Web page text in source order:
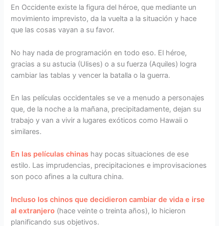
En Occidente existe la figura del héroe, que mediante un
movimiento imprevisto, da la vuelta a la situación y hace
que las cosas vayan a su favor.
No hay nada de programación en todo eso. El héroe,
gracias a su astucia (Ulises) o a su fuerza (Aquiles) logra
cambiar las tablas y vencer la batalla o la guerra.
En las películas occidentales se ve a menudo a personajes
que, de la noche a la mañana, precipitadamente, dejan su
trabajo y van a vivir a lugares exóticos como Hawaii o
similares.
En las películas chinas hay pocas situaciones de ese
estilo. Las imprudencias, precipitaciones e improvisaciones
son poco afines a la cultura china.
Incluso los chinos que decidieron cambiar de vida e irse
al extranjero (hace veinte o treinta años), lo hicieron
planificando sus objetivos.